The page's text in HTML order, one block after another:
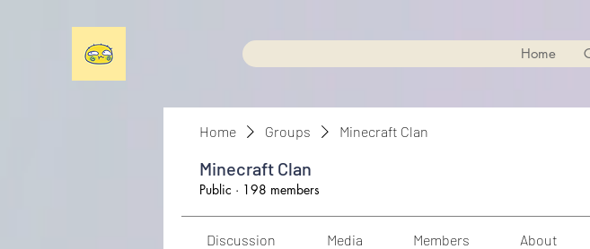
Home
Home Groups Minecraft Clan
Minecraft Clan
Public · 198 members
Discussion Media Members About